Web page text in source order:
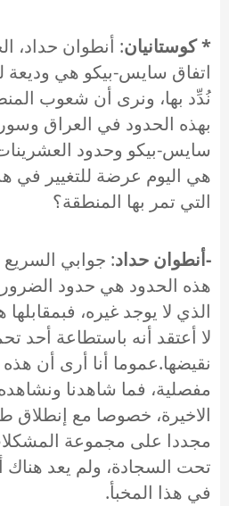
* كوستانيان: أنطوان حداد،
اتفاق سايس-بيكو هي وديعة
نُدِّد بها، ونرى أن شعوب
بهذه الحدود في العراق
سايس-بيكو وحدود
هي اليوم عرضة للتغيير في
التي تمر بها المنطقة؟
-أنطوان حداد: جوابي السريع
هذه الحدود هي حدود
الذي لا يوجد غيره،
لا أعتقد أنه باستطاعة أحد
نقيضها.عموما أنا أرى أن
مفصلية، فما شاهدنا
الاخيرة، خصوصا مع إنطلاق
مجددا على مجموعة
تحت السجادة، ولم يعد هناك
في هذا المخبأ.